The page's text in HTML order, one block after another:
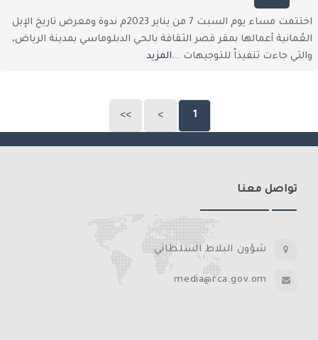
اختتمت مساء يوم السبت 7 من يناير 2023م ندوة ومعرض تاريخ الإبل
العُمانية أعمالها بمقر قصر الثقافة بالحي الدبلوماسي بمدينة الرياض،
والتي جاءت تنفيذاً للتوجيهات ... المزيد
1
>
>>
تواصل معنا
شؤون البلاط السلطاني
media@rca.gov.om